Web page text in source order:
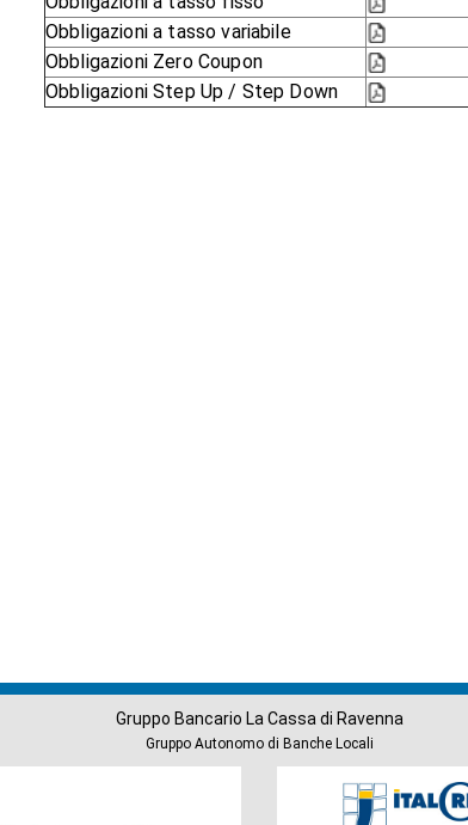
Obbligazioni a tasso variabile
Obbligazioni Zero Coupon
Obbligazioni Step Up / Step Down
Gruppo Bancario La Cassa di Ravenna
Gruppo Autonomo di Banche Locali
Società